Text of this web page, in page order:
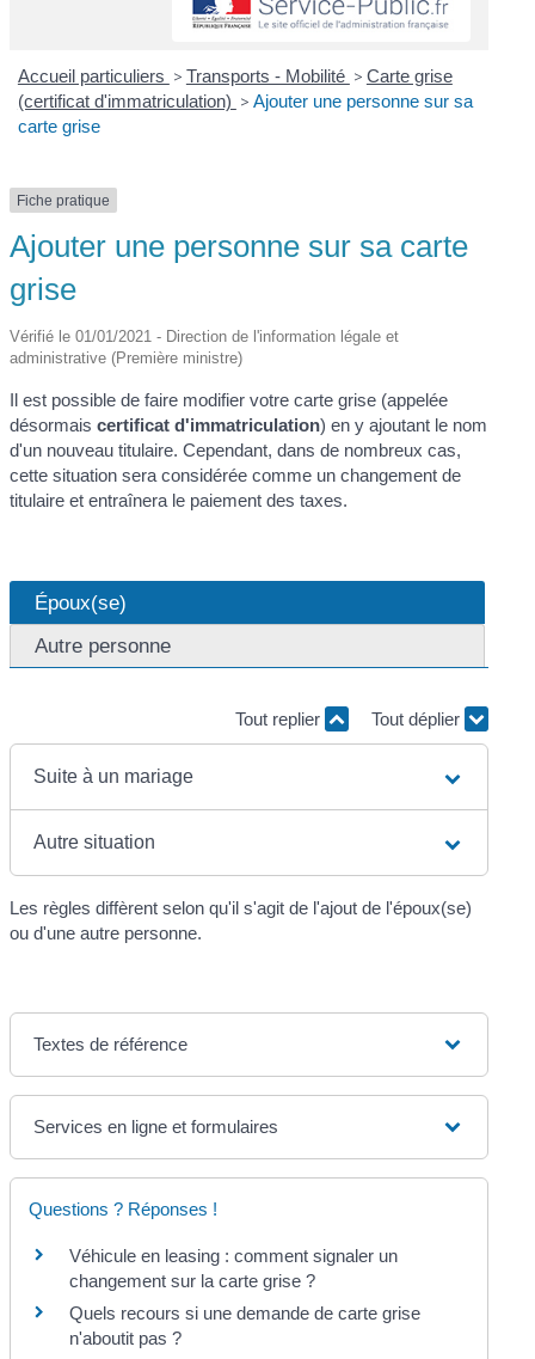
Accueil particuliers > Transports - Mobilité > Carte grise
(certificat d'immatriculation) > Ajouter une personne sur sa
carte grise
Fiche pratique
Ajouter une personne sur sa carte
grise
Vérifié le 01/01/2021 - Direction de l'information légale et
administrative (Première ministre)
Il est possible de faire modifier votre carte grise (appelée
désormaiscertificat d'immatriculation) en y ajoutant le nom
d'un nouveau titulaire. Cependant, dans de nombreux cas,
cette situation sera considérée comme un changement de
titulaire et entraînera le paiement des taxes.
Époux(se)
Autre personne
Tout replier Tout déplier
Suite à un mariage
Autre situation
Les règles diffèrent selon qu'il s'agit de l'ajout de l'époux(se)
ou d'une autre personne.
Textes de référence
Services en ligne et formulaires
Questions ? Réponses !
Véhicule en leasing : comment signaler un
changement sur la carte grise ?
Quels recours si une demande de carte grise
n'aboutit pas ?